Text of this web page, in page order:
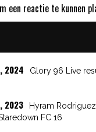
een reactie te kunnen
2024
Glory 96 Live
2023
Hyram
FC 16